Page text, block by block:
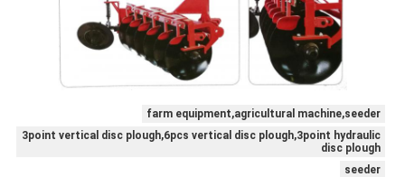
farm equipment,agricultural machine,seeder
3point vertical disc plough,6pcs vertical disc plough,3point hydraulic
disc plough
seeder